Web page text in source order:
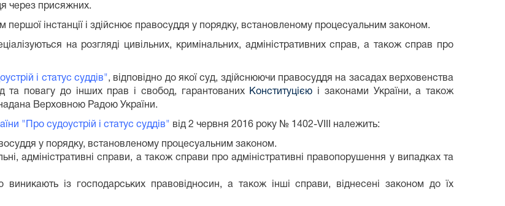
через присяжних.
інстанції і здійснює правосуддя у порядку, встановленому процесуальним законом.
на розгляді цивільних, кримінальних, адміністративних справ, а також справ про
і статус суддів" , відповідно до якої суд, здійснюючи правосуддя на засадах верховенства
повагу до інших прав і свобод, гарантованих
Конституцією і законами України, а також
Верховною Радою України.
"Про судоустрій і статус суддів" від 2 червня 2016 року № 1402-VIII належить:
у порядку, встановленому процесуальним законом.
адміністративні справи, а також справи про адміністративні правопорушення у випадках та
виникають із господарських правовідносин, а також інші справи, віднесені законом до їх